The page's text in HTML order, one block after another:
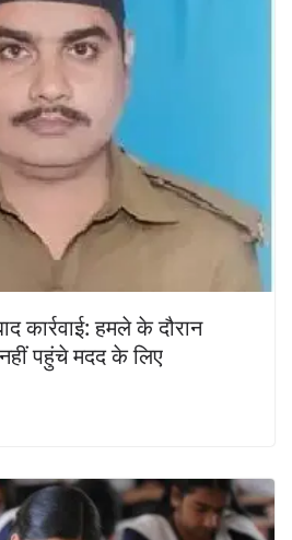
कार्रवाई: हमले के दौरान
पहुंचे मदद के लिए